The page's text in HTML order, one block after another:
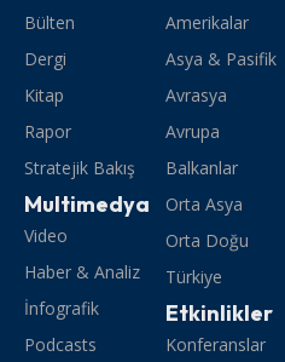
Bülten
Dergi
Kitap
Rapor
Stratejik Bakış
Multimedya
Video
Haber & Analiz
İnfografik
Podcasts
Amerikalar
Asya & Pasifik
Avrasya
Avrupa
Balkanlar
Orta Asya
Orta Doğu
Türkiye
Etkinlikler
Konferanslar